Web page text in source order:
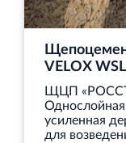
VELOX
ЩЦП
усиленная
для